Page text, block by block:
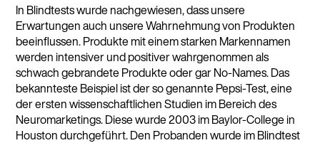
In Blindtests wurde nachgewiesen, dass unsere
Erwartungen auch unsere Wahrnehmung von Produkten
beeinflussen. Produkte mit einem starken Markennamen
werden intensiver und positiver wahrgenommen als
schwach gebrandete Produkte oder gar No-Names. Das
bekannteste Beispiel ist der so genannte Pepsi-Test, eine
der ersten wissenschaftlichen Studien im Bereich des
Neuromarketings. Diese wurde 2003 im Baylor-College in
Houston durchgeführt. Den Probanden wurde im Blindtest